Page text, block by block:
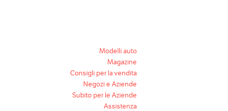
Modelli auto
Magazine
Consigli per la vendita
Negozi e Aziende
Subito per le Aziende
Assistenza